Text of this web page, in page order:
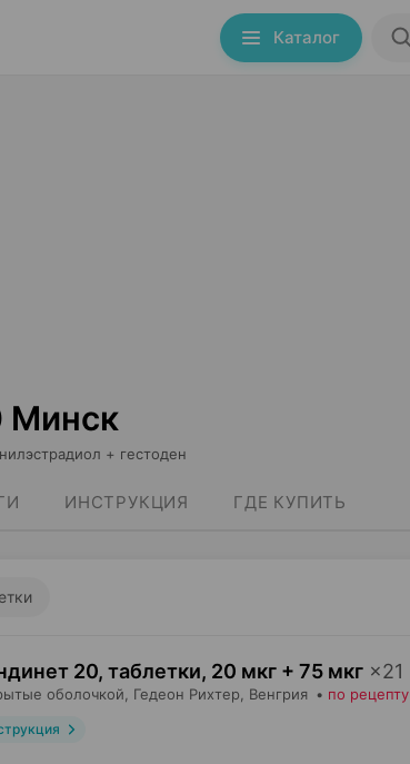
Каталог
Минск
+ гестоден
ИНСТРУКЦИЯ ГДЕ КУПИТЬ
20, таблетки, 20 мкг + 75 мкг ×21
оболочкой, Гедеон Рихтер , Венгрия • по рецепту